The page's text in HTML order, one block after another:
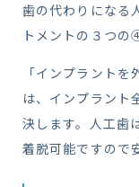
歯の代わりになる
トメントの３つの
「インプラント
は、インプラント
決します。人工歯
着脱可能ですので